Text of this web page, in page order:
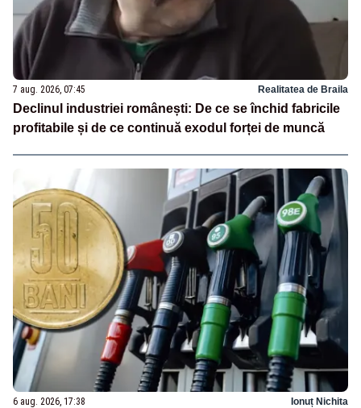
7 aug. 2026, 07:45 Realitatea de Braila
Declinul industriei românești: De ce se închid fabricile
profitabile și de ce continuă exodul forței de muncă
6 aug. 2026, 17:38 Ionuț Nichita